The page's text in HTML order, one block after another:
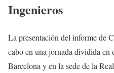
Ingenieros
La presentación del informe de
cabo en una jornada dividida en
Barcelona y en la sede de la